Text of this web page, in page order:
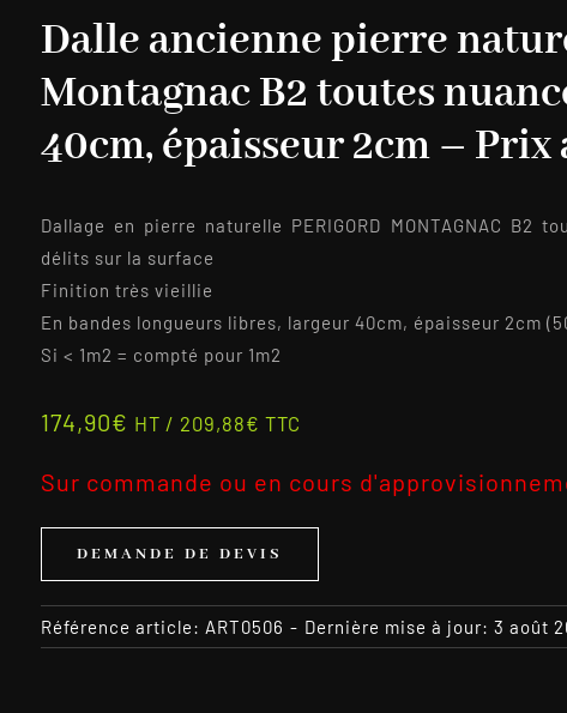
Dalle ancienne pierre
Montagnac B2 toutes
40cm, épaisseur 2cm – Prix
Dallage en pierre naturelle PERIGORD MONTAGNAC B2
délits sur la surface
Finition très vieillie
En bandes longueurs libres, largeur 40cm, épaisseur 2cm
Si < 1m2 = compté pour 1m2
174,90€ HT / 209,88€ TTC
Sur commande ou en cours
DEMANDE DE DEVIS
Référence article: ART0506 - Dernière mise à jour: 3 août